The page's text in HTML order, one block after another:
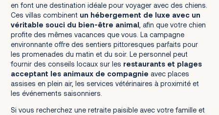
en font une destination idéale pour voyager avec des chiens.
Ces villas combinent un hébergement de luxe avec un
véritable souci du bien-être animal , afin que votre chien
profite des mêmes vacances que vous. La campagne
environnante offre des sentiers pittoresques parfaits pour
les promenades du matin et du soir. Le personnel peut
fournir des conseils locaux sur les restaurants et plages
acceptant les animaux de compagnie avec places
assises en plein air, les services vétérinaires à proximité et
les événements saisonniers.
Si vous recherchez une retraite paisible avec votre famille et